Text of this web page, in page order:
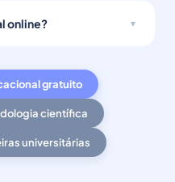
online?
gratuito
científica
universitárias